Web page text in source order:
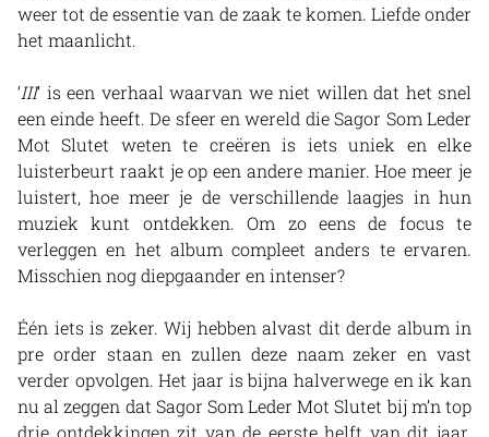
weer tot de essentie van de zaak te komen. Liefde onder
het maanlicht.
‘III‘ is een verhaal waarvan we niet willen dat het snel
een einde heeft. De sfeer en wereld die Sagor Som Leder
Mot Slutet weten te creëren is iets uniek en elke
luisterbeurt raakt je op een andere manier. Hoe meer je
luistert, hoe meer je de verschillende laagjes in hun
muziek kunt ontdekken. Om zo eens de focus te
verleggen en het album compleet anders te ervaren.
Misschien nog diepgaander en intenser?
Één iets is zeker. Wij hebben alvast dit derde album in
pre order staan en zullen deze naam zeker en vast
verder opvolgen. Het jaar is bijna halverwege en ik kan
nu al zeggen dat Sagor Som Leder Mot Slutet bij m’n top
drie ontdekkingen zit van de eerste helft van dit jaar.